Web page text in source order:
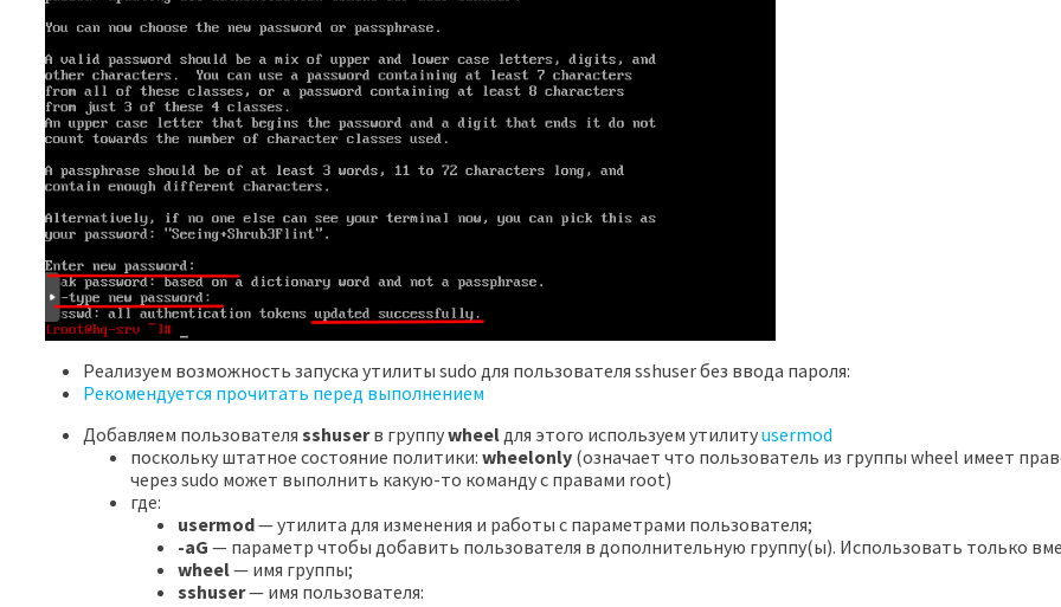
Реализуем возможность запуска утилиты sudo для пользователя sshuser без ввода пароля:
Рекомендуется прочитать перед выполнением
Добавляем пользователяsshuserв группуwheel для этого используем утилитуusermod
поскольку штатное состояние политики:wheelonly (означает что пользователь из группы wheel имеет
через sudo может выполнить какую-то команду с правами root)
где:
usermod— утилита для изменения и работы с параметрами пользователя;
-aG — параметр чтобы добавить пользователя в дополнительную группу(ы). Использовать только
wheel— имя группы;
sshuser— имя пользователя: